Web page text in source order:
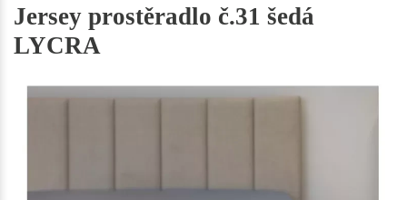
Jersey prostěradlo č.31 šedá
LYCRA